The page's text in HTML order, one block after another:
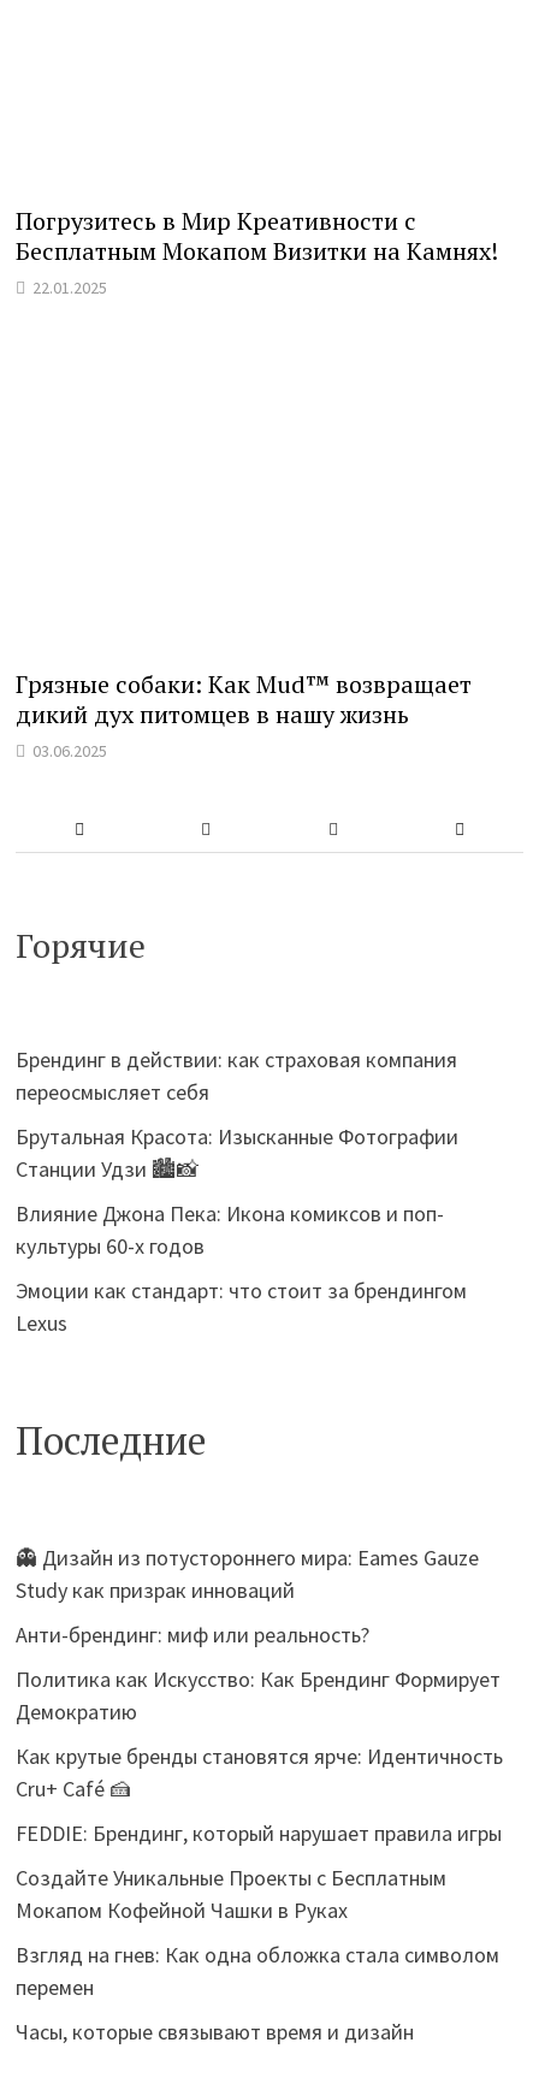
Погрузитесь в Мир Креативности с
Бесплатным Мокапом Визитки на Камнях!
22.01.2025
Грязные собаки: Как Mud™ возвращает
дикий дух питомцев в нашу жизнь
03.06.2025
Горячие
Брендинг в действии: как страховая компания
переосмысляет себя
Брутальная Красота: Изысканные Фотографии
Станции Удзи 🏙️📸
Влияние Джона Пека: Икона комиксов и поп-
культуры 60-х годов
Эмоции как стандарт: что стоит за брендингом
Lexus
Последние
👻 Дизайн из потустороннего мира: Eames Gauze
Study как призрак инноваций
Анти-брендинг: миф или реальность?
Политика как Искусство: Как Брендинг Формирует
Демократию
Как крутые бренды становятся ярче: Идентичность
Cru+ Café 🍰
FEDDIE: Брендинг, который нарушает правила игры
Создайте Уникальные Проекты с Бесплатным
Мокапом Кофейной Чашки в Руках
Взгляд на гнев: Как одна обложка стала символом
перемен
Часы, которые связывают время и дизайн